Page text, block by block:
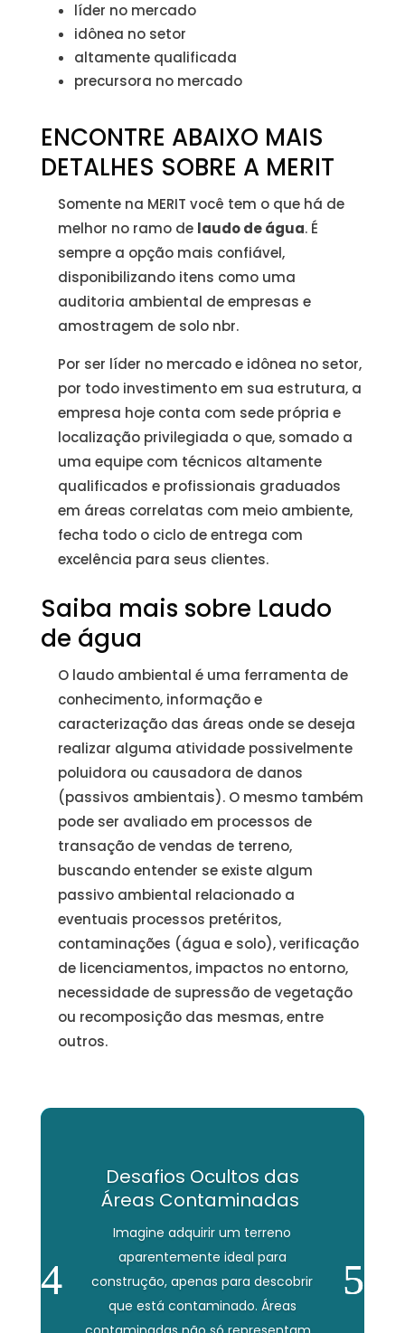
líder no mercado
idônea no setor
altamente qualificada
precursora no mercado
ENCONTRE ABAIXO MAIS
DETALHES SOBRE A MERIT
Somente na MERIT você tem o que há de
melhor no ramo de laudo de água. É
sempre a opção mais confiável,
disponibilizando itens como uma
auditoria ambiental de empresas e
amostragem de solo nbr.
Por ser líder no mercado e idônea no setor,
por todo investimento em sua estrutura, a
empresa hoje conta com sede própria e
localização privilegiada o que, somado a
uma equipe com técnicos altamente
qualificados e profissionais graduados
em áreas correlatas com meio ambiente,
fecha todo o ciclo de entrega com
excelência para seus clientes.
Saiba mais sobre Laudo
de água
O laudo ambiental é uma ferramenta de
conhecimento, informação e
caracterização das áreas onde se deseja
realizar alguma atividade possivelmente
poluidora ou causadora de danos
(passivos ambientais). O mesmo também
pode ser avaliado em processos de
transação de vendas de terreno,
buscando entender se existe algum
passivo ambiental relacionado a
eventuais processos pretéritos,
contaminações (água e solo), verificação
de licenciamentos, impactos no entorno,
necessidade de supressão de vegetação
ou recomposição das mesmas, entre
outros.
Desafios Ocultos das
Áreas Contaminadas
Imagine adquirir um terreno
aparentemente ideal para
construção, apenas para descobrir
que está contaminado. Áreas